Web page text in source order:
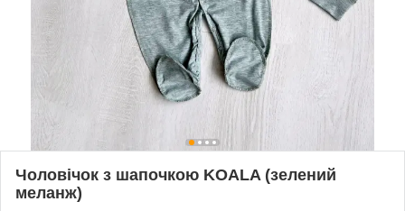
Чоловічок з шапочкою KOALA (зелений
меланж)